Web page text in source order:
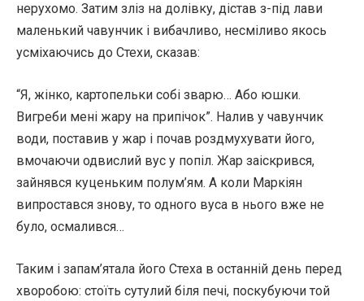
нерухомо. Затим зліз на долівку, дістав з-під лави
маленький чавунчик і вибачливо, несміливо якось
усміхаючись до Стехи, сказав:
“Я, жінко, картопельки собі зварю… Або юшки.
Вигреби мені жару на припічок”. Налив у чавунчик
води, поставив у жар і почав роздмухувати його,
вмочаючи одвислий вус у попіл. Жар заіскрився,
зайнявся куценьким полум’ям. А коли Маркіян
випростався знову, то одного вуса в нього вже не
було, осмалився…
Таким і запам’ятала його Стеха в останній день перед
хворобою: стоїть сутулий біля печі, поскубуючи той